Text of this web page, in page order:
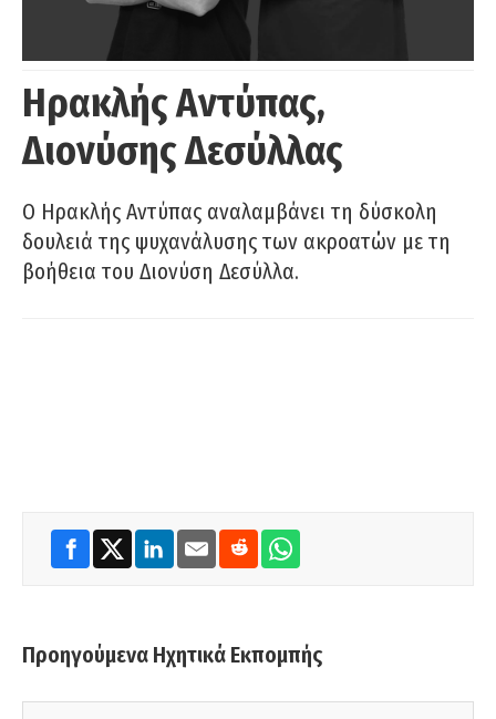
Ηρακλής Αντύπας,
Διονύσης Δεσύλλας
Ο Ηρακλής Αντύπας αναλαμβάνει τη δύσκολη
δουλειά της ψυχανάλυσης των ακροατών με τη
βοήθεια του Διονύση Δεσύλλα.
Προηγούμενα Ηχητικά Εκπομπής